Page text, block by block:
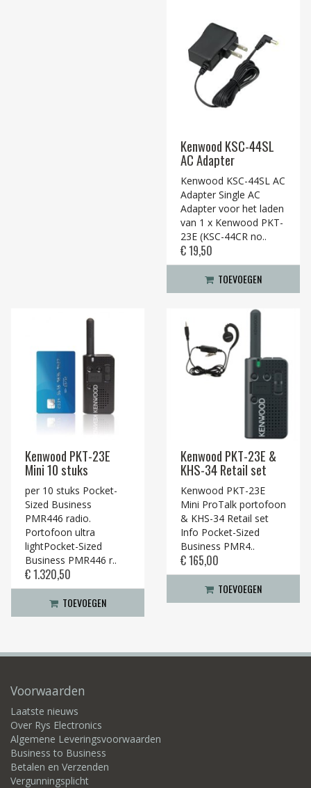
Kenwood KSC-44SL
AC Adapter
Kenwood KSC-44SL AC
Adapter Single AC
Adapter voor het laden
van 1 x Kenwood PKT-
23E (KSC-44CR no..
€ 19,50
TOEVOEGEN
Kenwood PKT-23E
Mini 10 stuks
per 10 stuks Pocket-
Sized Business
PMR446 radio.
Portofoon ultra
lightPocket-Sized
Business PMR446 r..
€ 1.320,50
TOEVOEGEN
Kenwood PKT-23E &
KHS-34 Retail set
Kenwood PKT-23E
Mini ProTalk portofoon
& KHS-34 Retail set
Info Pocket-Sized
Business PMR4..
€ 165,00
TOEVOEGEN
Voorwaarden
Laatste nieuws
Over Rys Electronics
Algemene Leveringsvoorwaarden
Business to Business
Betalen en Verzenden
Vergunningsplicht